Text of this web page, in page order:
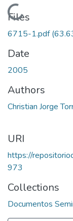
Loading...
Files
6715-1.pdf
Date
2005
Authors
Christian Jorge
URI
https://
973
Collections
Documentos